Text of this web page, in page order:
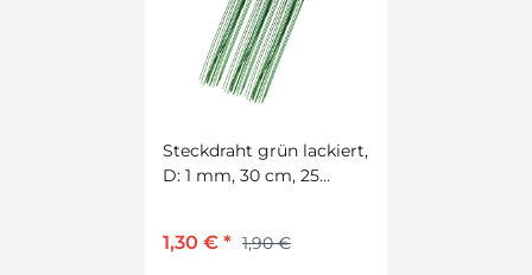
Steckdraht grün lackiert,
D: 1 mm, 30 cm, 25
1,30 € * 1,90 €